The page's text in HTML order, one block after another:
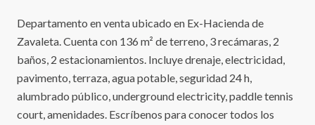
Departamento en venta ubicado en Ex-Hacienda de
Zavaleta. Cuenta con 136 m² de terreno, 3 recámaras, 2
baños, 2 estacionamientos. Incluye drenaje, electricidad,
pavimento, terraza, agua potable, seguridad 24 h,
alumbrado público, underground electricity, paddle tennis
court, amenidades. Escríbenos para conocer todos los